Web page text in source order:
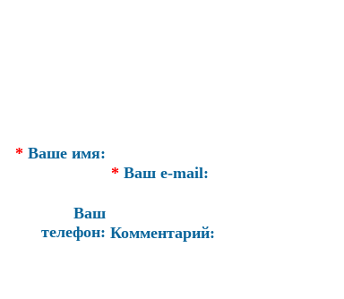
* Ваше имя:
* Ваш e-mail:
Ваш
телефон: Комментарий: